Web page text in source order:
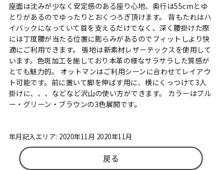
座面は沈みが少なく安定感のある座り心地、奥行は55cmとゆ
とりがあるのでゆったりとおくつろぎ頂けます。 背もたれはハ
イバックになっていて首を支えるだけでなく、深く腰掛けた際
には丁度腰が当たる位置に膨らみがあるのでフィットしより快
適にご利用できます。 張地は新素材レザーテックスを使用して
います。色斑加工を施しており本革の様なサラサラした質感が
とても魅力的。 オットマンはご利用シーンに合わせてレイアウ
ト可能です。前に置いて脚を伸ばす用に、横にくっつけて3人
掛けに、、、などなど沢山の使い方ができます。 カラーはブル
ー・グリーン・ブラウンの3色展開です。
年月記入エリア: 2020年11月 2020年11月
戻る